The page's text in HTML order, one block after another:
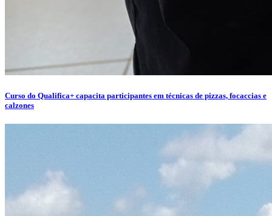
Curso do Qualifica+ capacita participantes em técnicas de pizzas, focaccias e
calzones